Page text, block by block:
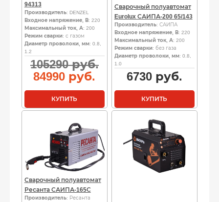
94313
Производитель: DENZEL
Входное напряжение, В: 220
Максимальный ток, А: 200
Режим сварки: с газом
Диаметр проволоки, мм: 0.8,
1.2
105290руб.Первоначальная
цена
составляла
руб..
84990 руб. Текущая
цена:
руб..
КУПИТЬ
Сварочный полуавтомат
Eurolux САИПА-200 65/143
Производитель: САИПА
Входное напряжение, В: 220
Максимальный ток, А: 200
Режим сварки: без газа
Диаметр проволоки, мм: 0.8,
1.0
6730руб.
КУПИТЬ
Сварочный полуавтомат
Ресанта САИПА-165С
Производитель: Ресанта